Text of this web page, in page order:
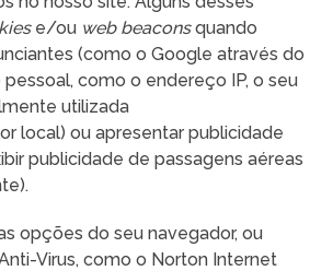
e/ou web beaconsquando
(como o Google através do
como o endereço IP, o seu
utilizada
local) ou apresentar publicidade
publicidade de passagens aéreas
opções do seu navegador, ou
Virus, como o Norton Internet